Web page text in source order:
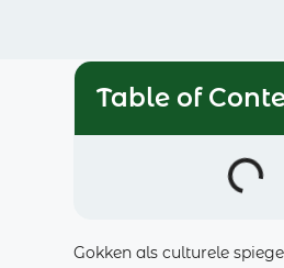
Table of
Gokken als culturele